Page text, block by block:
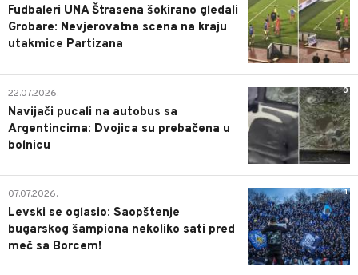
Fudbaleri UNA Štrasena šokirano gledali
Grobare: Nevjerovatna scena na kraju
utakmice Partizana
0
22.07.2026.
Navijači pucali na autobus sa
Argentincima: Dvojica su prebačena u
bolnicu
1
07.07.2026.
Levski se oglasio: Saopštenje
bugarskog šampiona nekoliko sati pred
meč sa Borcem!